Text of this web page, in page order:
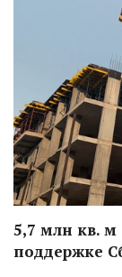
5,7 млн кв. м
поддержке